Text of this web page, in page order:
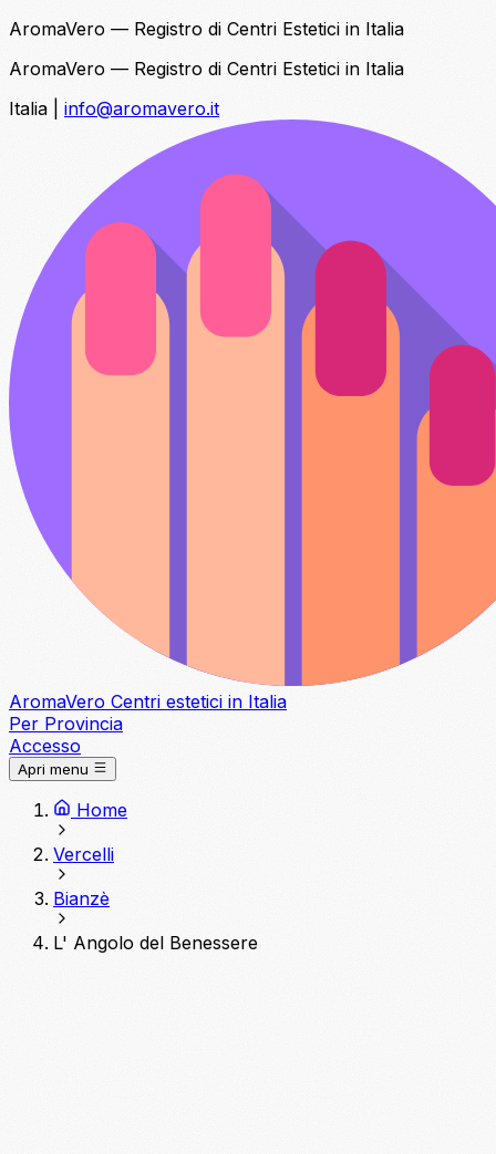
AromaVero — Registro di Centri Estetici in Italia
AromaVero — Registro di Centri Estetici in Italia
Italia
info@aromavero.it
AromaVero Centri estetici in Italia
Per Provincia
Accesso
Apri menu
Home
Vercelli
Bianzè
L' Angolo del Benessere